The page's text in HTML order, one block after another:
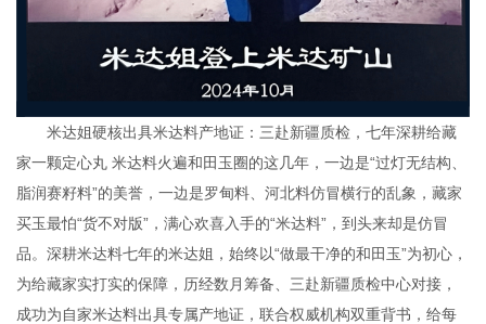
米达姐硬核出具米达料产地证：三赴新疆质检，七年深耕给藏
家一颗定心丸 米达料火遍和田玉圈的这几年，一边是“过灯无结构、
脂润赛籽料”的美誉，一边是罗甸料、河北料仿冒横行的乱象，藏家
买玉最怕“货不对版”，满心欢喜入手的“米达料”，到头来却是仿冒
品。深耕米达料七年的米达姐，始终以“做最干净的和田玉”为初心，
为给藏家实打实的保障，历经数月筹备、三赴新疆质检中心对接，
成功为自家米达料出具专属产地证，联合权威机构双重背书，给每